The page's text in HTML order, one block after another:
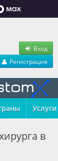
Вход
Регистрация
Услуги
в